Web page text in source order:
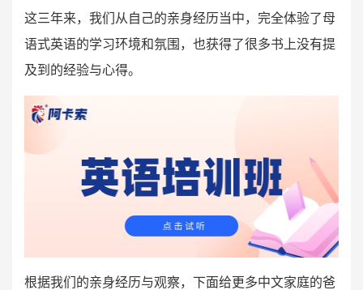
这三年来，我们从自己的亲身经历当中，完全体验了母
语式英语的学习环境和氛围，也获得了很多书上没有提
及到的经验与心得。
根据我们的亲身经历与观察，下面给更多中文家庭的爸